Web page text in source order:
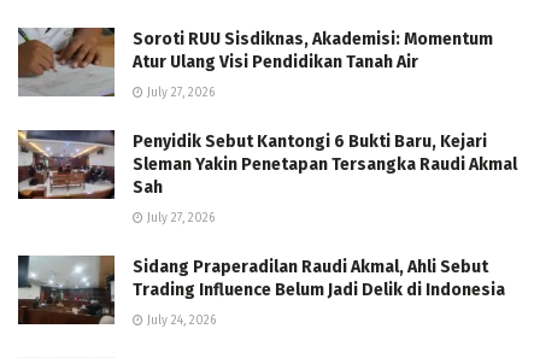
Soroti RUU Sisdiknas, Akademisi: Momentum
Atur Ulang Visi Pendidikan Tanah Air
July 27, 2026
Penyidik Sebut Kantongi 6 Bukti Baru, Kejari
Sleman Yakin Penetapan Tersangka Raudi Akmal
Sah
July 27, 2026
Sidang Praperadilan Raudi Akmal, Ahli Sebut
Trading Influence Belum Jadi Delik di Indonesia
July 24, 2026